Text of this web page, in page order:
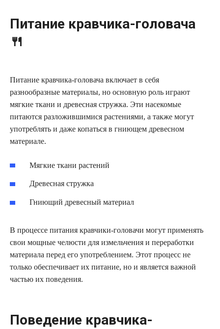
Питание кравчика-головача
🍴
Питание кравчика-головача включает в себя
разнообразные материалы, но основную роль играют
мягкие ткани и древесная стружка. Эти насекомые
питаются разложившимися растениями, а также могут
употреблять и даже копаться в гниющем древесном
материале.
Мягкие ткани растений
Древесная стружка
Гниющий древесный материал
В процессе питания кравчики-головачи могут применять
свои мощные челюсти для измельчения и переработки
материала перед его употреблением. Этот процесс не
только обеспечивает их питание, но и является важной
частью их поведения.
Поведение кравчика-